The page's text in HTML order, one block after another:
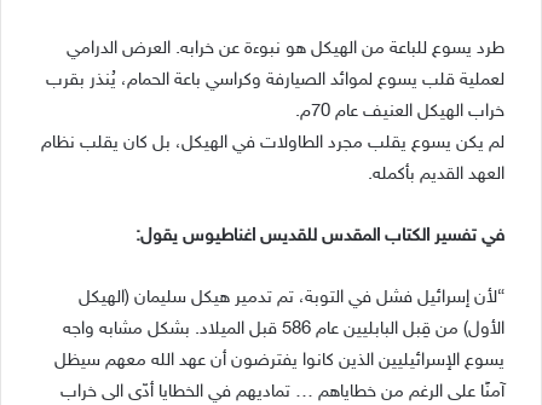
طرد يسوع للباعة من الهيكل هو نبوءة عن خرابه. العرض الدرامي
لعملية قلب يسوع لموائد الصيارفة وكراسي باعة الحمام، يُنذر بقرب
خراب الهيكل العنيف عام 70م.
لم يكن يسوع يقلب مجرد الطاولات في الهيكل، بل كان يقلب نظام
العهد القديم بأكمله.
في تفسير الكتاب المقدس للقديس اغناطيوس يقول:
“لأن إسرائيل فشل في التوبة، تم تدمير هيكل سليمان (الهيكل
الأول) من قِبل البابليين عام 586 قبل الميلاد. بشكل مشابه واجه
يسوع الإسرائيليين الذين كانوا يفترضون أن عهد الله معهم سيظل
آمنًا على الرغم من خطاياهم … تماديهم في الخطايا أدّى الى خراب